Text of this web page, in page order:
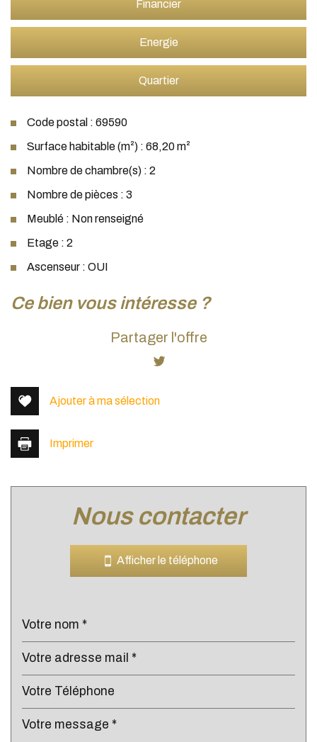
Financier
Energie
Quartier
Code postal : 69590
Surface habitable (m²) : 68,20 m²
Nombre de chambre(s) : 2
Nombre de pièces : 3
Meublé : Non renseigné
Etage : 2
Ascenseur : OUI
la ville de saint-symphorien-sur-
École maternelle
École primaire
Lycée
ce bien vous intéresse ?
Partager l'offre
Ajouter à ma sélection
Imprimer
nous contacter
Afficher le téléphone